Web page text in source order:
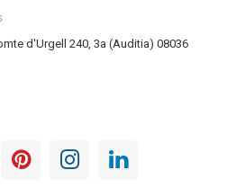
d'Urgell 240, 3a (Auditia) 08036